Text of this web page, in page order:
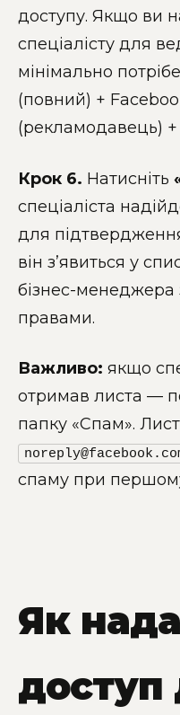
доступу. Якщо ви
спеціалісту для
мінімально
(повний) +
(рекламодавець) +
Крок 6. Натисніть
спеціаліста
для
він з’явиться у
бізнес-менеджера
правами.
Важливо: якщо
отримав листа —
папку «Спам».
спаму при
Як
доступ